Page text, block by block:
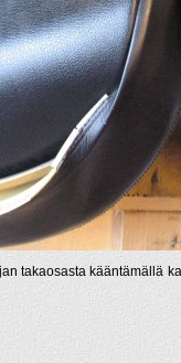
takaosasta kääntämällä